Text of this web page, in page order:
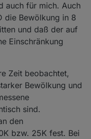
auch für mich. Auch
die Bewölkung in 8
und daß der auf
Einschränkung
Zeit beobachtet,
Bewölkung und
sind.
den
bzw. 25K fest. Bei